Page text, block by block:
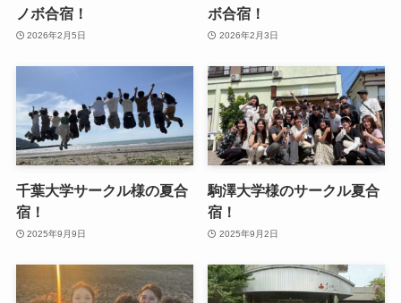
ノボ合宿！
2026年2月5日
ボ合宿！
2026年2月3日
千葉大学サークル様の夏合
宿！
2025年9月9日
駒澤大学様のサークル夏合
宿！
2025年9月2日